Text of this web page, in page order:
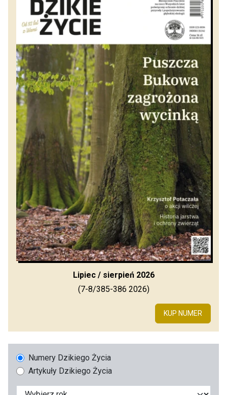
Lipiec / sierpień 2026
(7-8/385-386 2026)
KUP NUMER
Numery Dzikiego Życia
Artykuły Dzikiego Życia